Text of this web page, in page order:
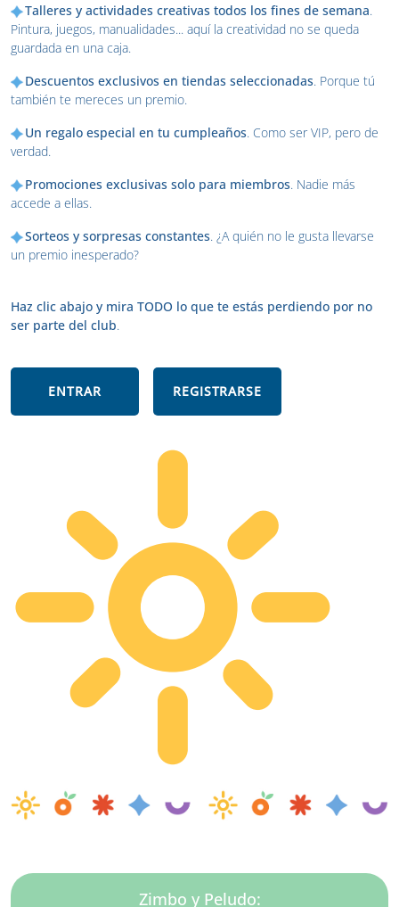
Talleres y actividades creativas todos los fines de semana.
Pintura, juegos, manualidades... aquí la creatividad no se queda
guardada en una caja.
Descuentos exclusivos en tiendas seleccionadas. Porque tú
también te mereces un premio.
Un regalo especial en tu cumpleaños. Como ser VIP, pero de
verdad.
Promociones exclusivas solo para miembros. Nadie más
accede a ellas.
Sorteos y sorpresas constantes. ¿A quién no le gusta llevarse
un premio inesperado?
Haz clic abajo y mira TODO lo que te estás perdiendo por no
ser parte del club.
ENTRAR REGISTRARSE
Zimbo y Peludo: